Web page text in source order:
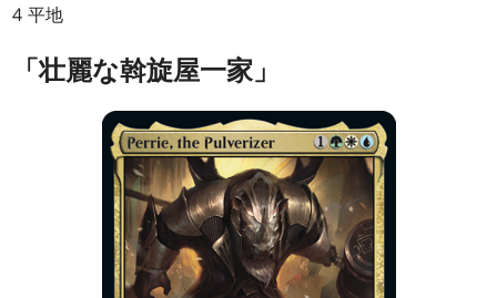
4 平地
「壮麗な斡旋屋一家」